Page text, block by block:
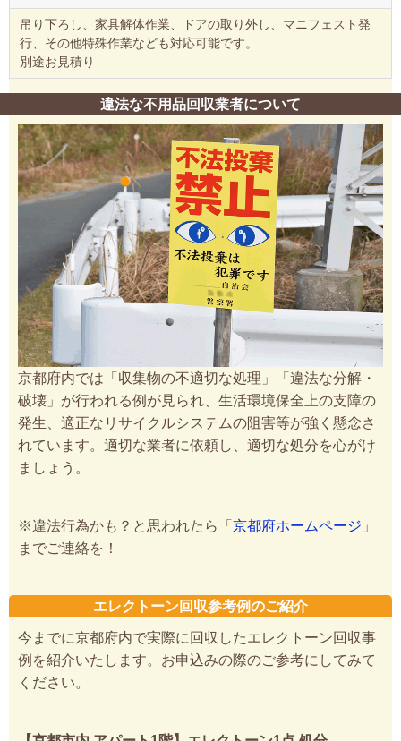
吊り下ろし、家具解体作業、ドアの取り外し、マニフェスト発
行、その他特殊作業なども対応可能です。
別途お見積り
違法な不用品回収業者について
京都府内では「収集物の不適切な処理」「違法な分解・
破壊」が行われる例が見られ、生活環境保全上の支障の
発生、適正なリサイクルシステムの阻害等が強く懸念さ
れています。適切な業者に依頼し、適切な処分を心がけ
ましょう。
※違法行為かも？と思われたら「 京都府ホームページ 」
までご連絡を！
エレクトーン回収参考例のご紹介
今までに京都府内で実際に回収したエレクトーン回収事
例を紹介いたします。お申込みの際のご参考にしてみて
ください。